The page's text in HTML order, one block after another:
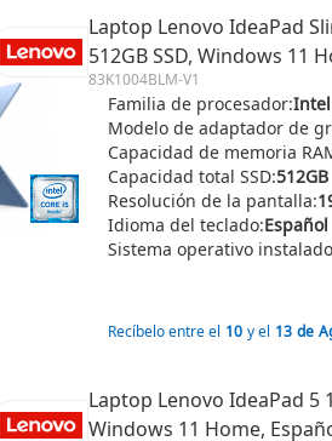
Laptop Lenovo IdeaPad
512GB SSD, Windows 11
83K1004BLM-V1
Familia de procesador:
Modelo de adaptador de
Capacidad de memoria
Capacidad total SSD:512GB
Resolución de la pantalla:
Idioma del teclado:Español
Sistema operativo
Recíbelo entre el 10 y el 13 de
Laptop Lenovo IdeaPad 5
Windows 11 Home,